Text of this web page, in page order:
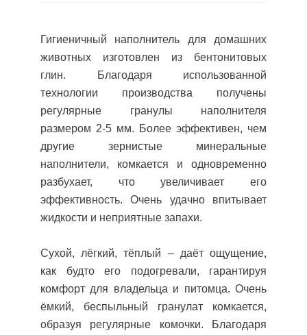
Гигиеничный наполнитель для домашних
животных изготовлен из бентонитовых
глин. Благодаря использованной
технологии производства получены
регулярные гранулы наполнителя
размером 2-5 мм. Более эффективен, чем
другие зернистые минеральные
наполнители, комкается и одновременно
разбухает, что увеличивает его
эффективность. Очень удачно впитывает
жидкости и неприятные запахи.
Сухой, лёгкий, тёплый – даёт ощущение,
как будто его подогревали, гарантируя
комфорт для владельца и питомца. Очень
ёмкий, беспыльный гранулат комкается,
образуя регулярные комочки. Благодаря